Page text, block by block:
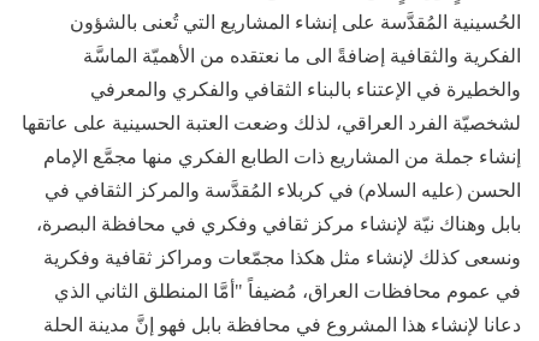
الحُسينية المُقدَّسة على إنشاء المشاريع التي تُعنى بالشؤون
الفكرية والثقافية إضافةً الى ما نعتقده من الأهميّة الماسَّة
والخطيرة في الإعتناء بالبناء الثقافي والفكري والمعرفي
لشخصيّة الفرد العراقي، لذلك وضعت العتبة الحسينية على عاتقها
إنشاء جملة من المشاريع ذات الطابع الفكري منها مجمَّع الإمام
الحسن (عليه السلام) في كربلاء المُقدَّسة والمركز الثقافي في
بابل وهناك نيّة لإنشاء مركز ثقافي وفكري في محافظة البصرة،
ونسعى كذلك لإنشاء مثل هكذا مجمّعات ومراكز ثقافية وفكرية
في عموم محافظات العراق، مُضيفاً "أمَّا المنطلق الثاني الذي
دعانا لإنشاء هذا المشروع في محافظة بابل فهو إنَّ مدينة الحلة